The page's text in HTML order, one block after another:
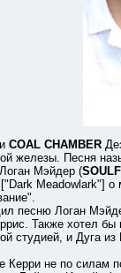
и COAL CHAMBER
железы. Песня
Мэйдер (
Meadowlark"] о
Логан Мэйдер,
Также хотел бы
студией, и Дуга
не по силам